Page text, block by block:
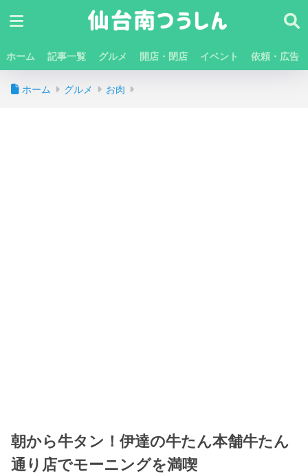
ホーム 記事一覧 グルメ 開店・閉店 イベント 依頼・広告
ホーム グルメ お肉
朝から牛タン！伊達の牛たん本舗牛たん
通り店でモーニングを満喫